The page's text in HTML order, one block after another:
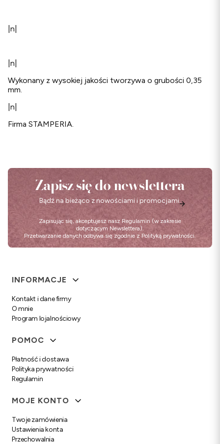
|n|
|n|
Wykonany z wysokiej jakości tworzywa o grubości 0,35
mm.
|n|
Firma STAMPERIA.
Zapisz się do newslettera
Bądź na bieżąco z nowościami i promocjami.
Zapisując się, akceptujesz nasz Regulamin (w zakresie
dotyczącym Newslettera).
Przetwarzanie danych odbywa się zgodnie z Polityką prywatności.
Linki w stopce
INFORMACJE
Kontakt i dane firmy
O mnie
Program lojalnościowy
POMOC
Płatność i dostawa
Polityka prywatności
Regulamin
MOJE KONTO
Twoje zamówienia
Ustawienia konta
Przechowalnia